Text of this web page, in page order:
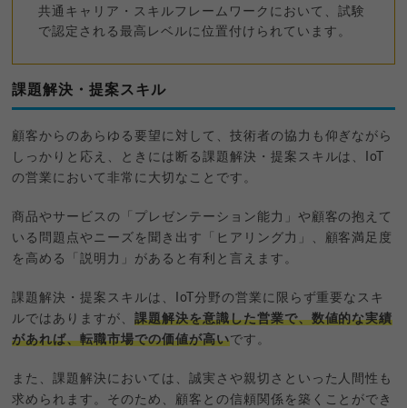
共通キャリア・スキルフレームワークにおいて、試験
で認定される最高レベルに位置付けられています。
課題解決・提案スキル
顧客からのあらゆる要望に対して、技術者の協力も仰ぎながら
しっかりと応え、ときには断る課題解決・提案スキルは、IoT
の営業において非常に大切なことです。
商品やサービスの「プレゼンテーション能力」や顧客の抱えて
いる問題点やニーズを聞き出す「ヒアリング力」、顧客満足度
を高める「説明力」があると有利と言えます。
課題解決・提案スキルは、IoT分野の営業に限らず重要なスキ
ルではありますが、課題解決を意識した営業で、数値的な実績
があれば、転職市場での価値が高いです。
また、課題解決においては、誠実さや親切さといった人間性も
求められます。そのため、顧客との信頼関係を築くことができ